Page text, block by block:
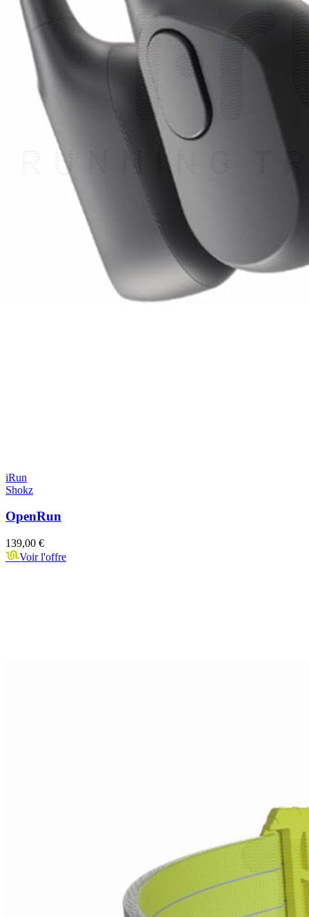
iRun
Shokz
OpenRun
139,00 €
Voir l'offre